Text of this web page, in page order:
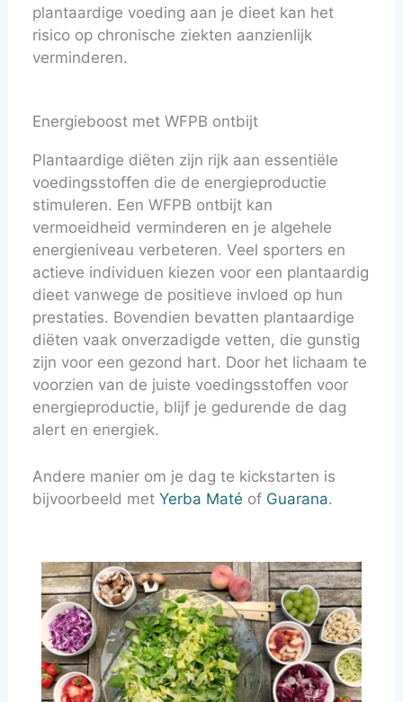
plantaardige voeding aan je dieet kan het
risico op chronische ziekten aanzienlijk
verminderen.
Energieboost met WFPB ontbijt
Plantaardige diëten zijn rijk aan essentiële
voedingsstoffen die de energieproductie
stimuleren. Een WFPB ontbijt kan
vermoeidheid verminderen en je algehele
energieniveau verbeteren. Veel sporters en
actieve individuen kiezen voor een plantaardig
dieet vanwege de positieve invloed op hun
prestaties. Bovendien bevatten plantaardige
diëten vaak onverzadigde vetten, die gunstig
zijn voor een gezond hart. Door het lichaam te
voorzien van de juiste voedingsstoffen voor
energieproductie, blijf je gedurende de dag
alert en energiek.
Andere manier om je dag te kickstarten is
bijvoorbeeld metYerba Maté of Guarana.